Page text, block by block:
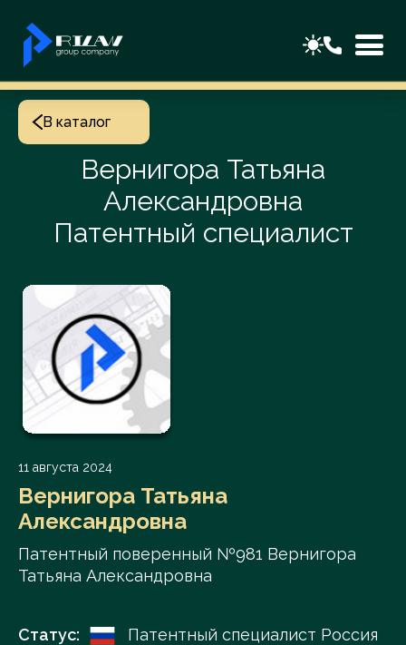
В каталог
Вернигора Татьяна
Александровна
Патентный специалист
11 августа 2024
Вернигора Татьяна
Александровна
Патентный поверенный №981 Вернигора
Татьяна Александровна
Статус:
Патентный специалист Россия